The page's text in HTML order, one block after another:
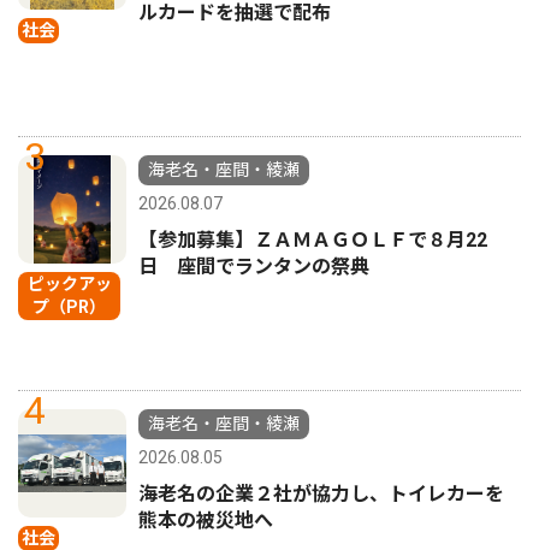
社会
ルカードを抽選で配布
3
ピックアッ
プ（PR）
海老名・座間・綾瀬
2026.08.07
【参加募集】ＺＡＭＡＧＯＬＦで８月22
日 座間でランタンの祭典
4
社会
海老名・座間・綾瀬
2026.08.05
海老名の企業２社が協力し、トイレカーを
熊本の被災地へ